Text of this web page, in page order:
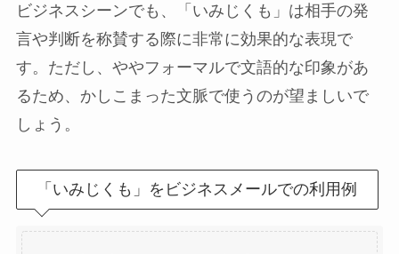
ビジネスシーンでも、「いみじくも」は相手の発
言や判断を称賛する際に非常に効果的な表現で
す。ただし、ややフォーマルで文語的な印象があ
るため、かしこまった文脈で使うのが望ましいで
しょう。
「いみじくも」をビジネスメールでの利用例